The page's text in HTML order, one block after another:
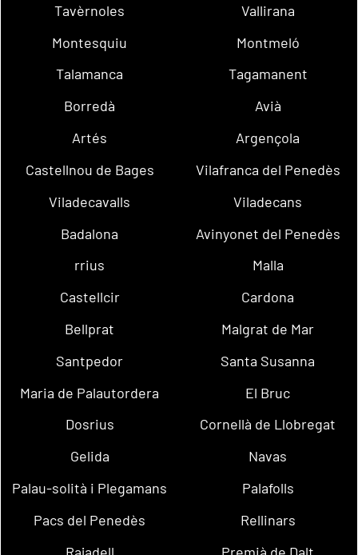
Tavèrnoles
Vallirana
Montesquiu
Montmeló
Talamanca
Tagamanent
Borredà
Avià
Artés
Argençola
Castellnou de Bages
Vilafranca del Penedès
Viladecavalls
Viladecans
Badalona
Avinyonet del Penedès
rrius
Malla
Castellcir
Cardona
Bellprat
Malgrat de Mar
Santpedor
Santa Susanna
Maria de Palautordera
El Bruc
Dosrius
Cornellà de Llobregat
Gelida
Navas
Palau-solità i Plegamans
Palafolls
Pacs del Penedès
Rellinars